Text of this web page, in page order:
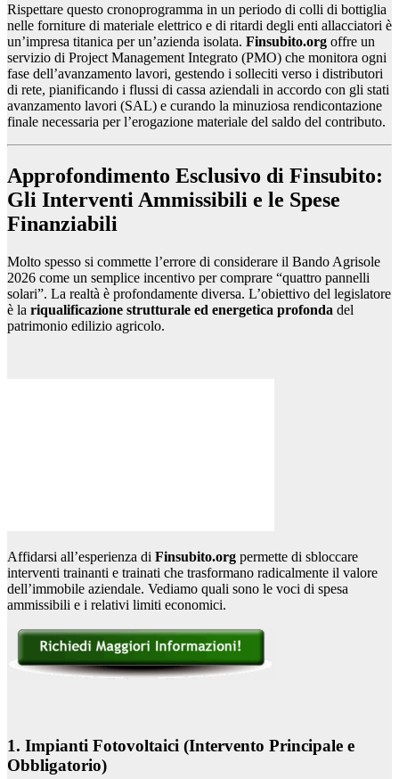
Rispettare questo cronoprogramma in un periodo di colli di bottiglia
nelle forniture di materiale elettrico e di ritardi degli enti allacciatori è
un’impresa titanica per un’azienda isolata. Finsubito.org offre un
servizio di Project Management Integrato (PMO) che monitora ogni
fase dell’avanzamento lavori, gestendo i solleciti verso i distributori
di rete, pianificando i flussi di cassa aziendali in accordo con gli stati
avanzamento lavori (SAL) e curando la minuziosa rendicontazione
finale necessaria per l’erogazione materiale del saldo del contributo.
Approfondimento Esclusivo di Finsubito:
Gli Interventi Ammissibili e le Spese
Finanziabili
Molto spesso si commette l’errore di considerare il Bando Agrisole
2026 come un semplice incentivo per comprare “quattro pannelli
solari”. La realtà è profondamente diversa. L’obiettivo del legislatore
è la riqualificazione strutturale ed energetica profonda del
patrimonio edilizio agricolo.
Affidarsi all’esperienza di Finsubito.org permette di sbloccare
interventi trainanti e trainati che trasformano radicalmente il valore
dell’immobile aziendale. Vediamo quali sono le voci di spesa
ammissibili e i relativi limiti economici.
1. Impianti Fotovoltaici (Intervento Principale e
Obbligatorio)